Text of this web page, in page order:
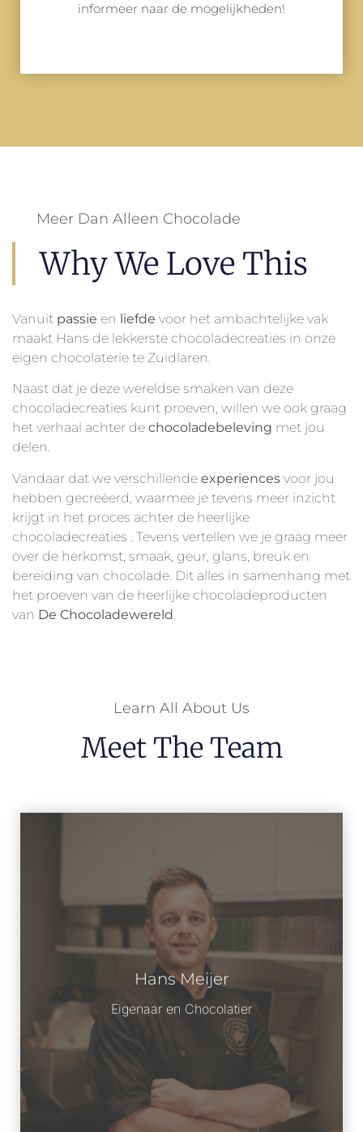
informeer naar de mogelijkheden!
Meer Dan Alleen Chocolade
Why We Love This
Vanuit passie en liefde voor het ambachtelijke vak
maakt Hans de lekkerste chocoladecreaties in onze
eigen chocolaterie te Zuidlaren.
Naast dat je deze wereldse smaken van deze
chocoladecreaties kunt proeven, willen we ook graag
het verhaal achter de chocoladebeleving met jou
delen.
Vandaar dat we verschillende experiences voor jou
hebben gecreëerd, waarmee je tevens meer inzicht
krijgt in het proces achter de heerlijke
chocoladecreaties . Tevens vertellen we je graag meer
over de herkomst, smaak, geur, glans, breuk en
bereiding van chocolade. Dit alles in samenhang met
het proeven van de heerlijke chocoladeproducten
van De Chocoladewereld
Learn All About Us
Meet The Team
Hans Meijer
Eigenaar en Chocolatier